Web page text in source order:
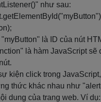
như sau:
"myButton" là ID của nút
là hàm JavaScript
kiện click trong
thức khác nhau như
dung của trang web. Ví dụ: